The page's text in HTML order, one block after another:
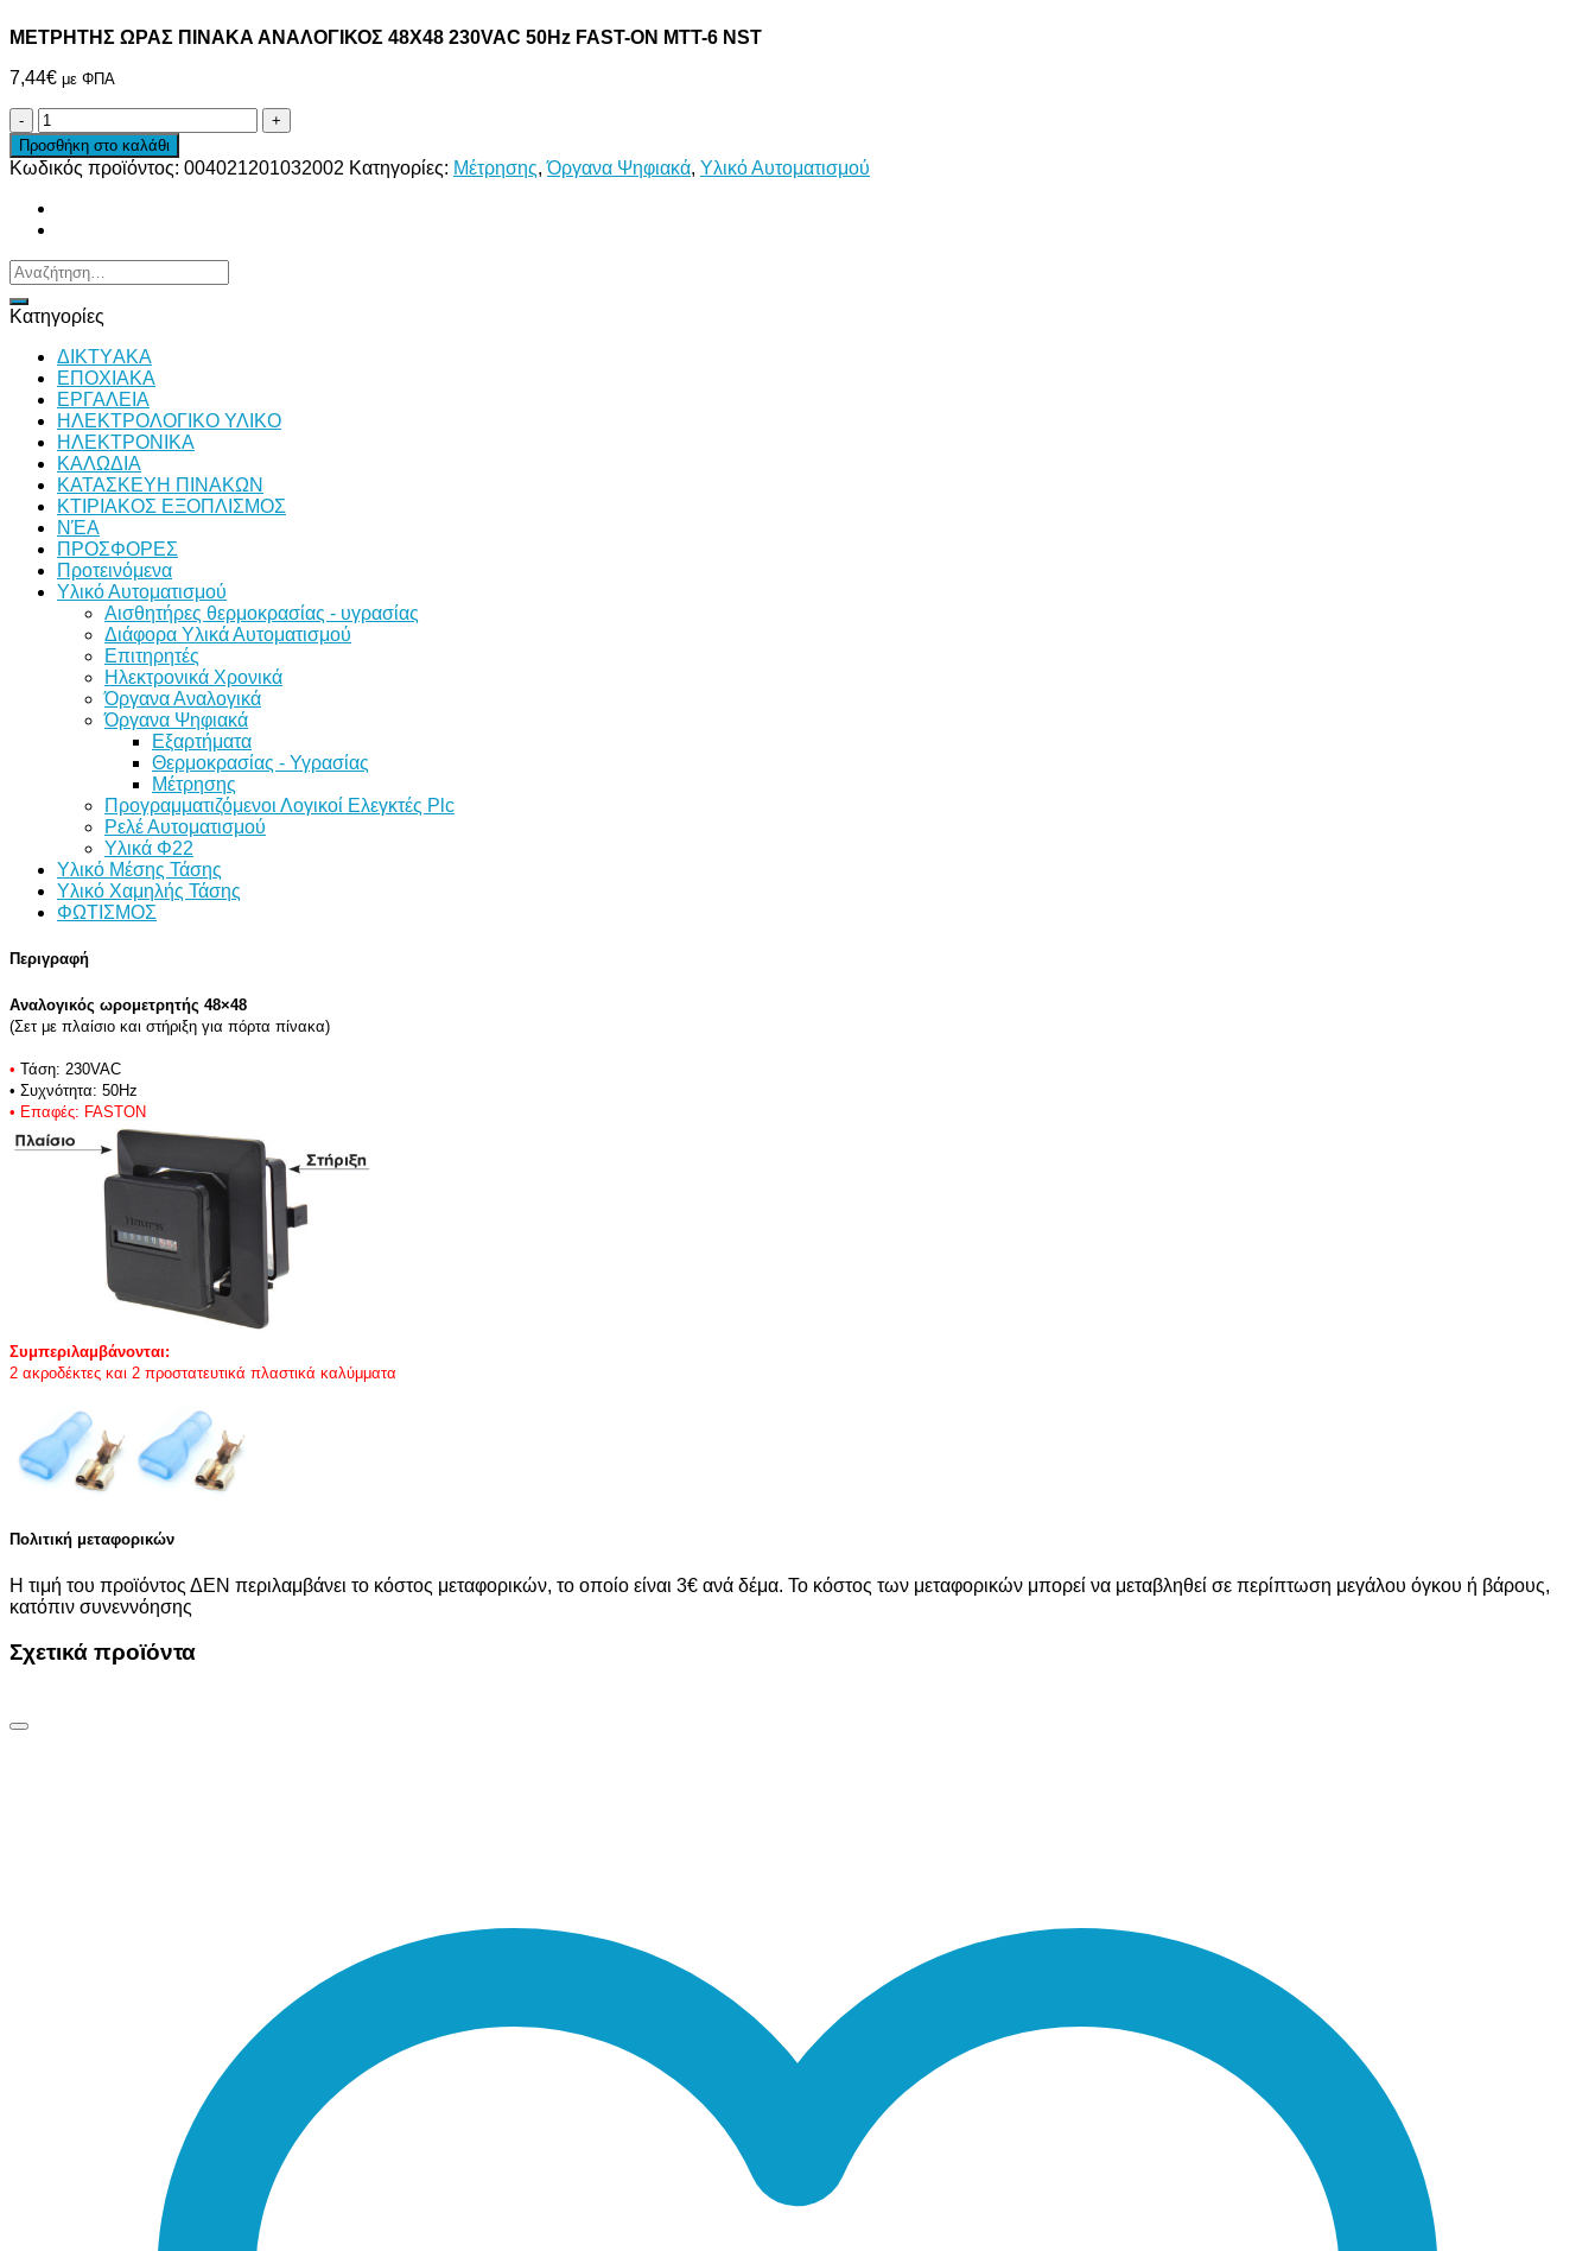
ΜΕΤΡΗΤΗΣ ΩΡΑΣ ΠΙΝΑΚΑ ΑΝΑΛΟΓΙΚΟΣ 48X48 230VAC 50Hz FAST-ON MTT-6 NST
7,44€ με ΦΠΑ
ΜΕΤΡΗΤΗΣ
ΩΡΑΣ
ΠΙΝΑΚΑ
ΑΝΑΛΟΓΙΚΟΣ
48X48
230VAC
FAST-
ON
MTT-
NST
ποσότητα
Προσθήκη στο καλάθι
Κωδικός προϊόντος: 004021201032002 Κατηγορίες: Μέτρησης,Όργανα Ψηφιακά, Υλικό Αυτοματισμού
Αναζήτηση
για:
Κατηγορίες
ΔΙKTΥAKA
ΕΠΟΧΙΑΚΑ
ΕΡΓΑΛΕΙΑ
ΗΛΕΚΤΡΟΛΟΓΙΚΟ ΥΛΙΚΟ
ΗΛΕΚΤΡΟΝΙΚΑ
ΚΑΛΩΔΙΑ
ΚΑΤΑΣΚΕΥΗ ΠΙΝΑΚΩΝ
ΚΤΙΡΙΑΚΟΣ ΕΞΟΠΛΙΣΜΟΣ
ΝΈΑ
ΠΡΟΣΦΟΡΕΣ
Προτεινόμενα
Υλικό Αυτοματισμού
Αισθητήρες θερμοκρασίας - υγρασίας
Διάφορα Υλικά Αυτοματισμού
Επιτηρητές
Ηλεκτρονικά Χρονικά
Όργανα Αναλογικά
Όργανα Ψηφιακά
Εξαρτήματα
Θερμοκρασίας - Υγρασίας
Μέτρησης
Προγραμματιζόμενοι Λογικοί Ελεγκτές Plc
Ρελέ Αυτοματισμού
Υλικά Φ22
Υλικό Μέσης Τάσης
Υλικό Χαμηλής Τάσης
ΦΩΤΙΣΜΟΣ
Περιγραφή
Αναλογικός ωρομετρητής 48×48
(Σετ με πλαίσιο και στήριξη για πόρτα πίνακα)
• Τάση: 230VAC
• Συχνότητα: 50Hz
• Επαφές: FASTON
Συμπεριλαμβάνονται:
2 ακροδέκτες και 2 προστατευτικά πλαστικά καλύμματα
Πολιτική μεταφορικών
Η τιμή του προϊόντος ΔΕΝ περιλαμβάνει το κόστος μεταφορικών, το οποίο είναι 3€ ανά δέμα. Το κόστος των μεταφορικών μπορεί να μεταβληθεί σε περίπτωση μεγάλου όγκου ή βάρους,
κατόπιν συνεννόησης
Σχετικά προϊόντα